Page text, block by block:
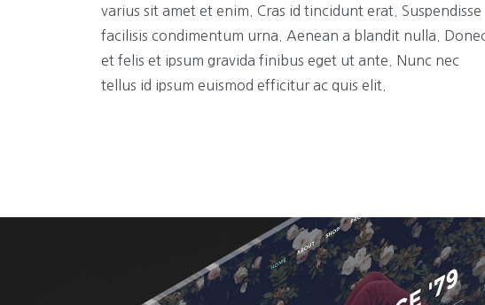
varius sit amet et enim. Cras id tincidunt erat. Suspendisse
facilisis condimentum urna. Aenean a blandit nulla.
et felis et ipsum gravida finibus eget ut ante. Nunc nec
tellus id ipsum euismod efficitur ac quis elit.